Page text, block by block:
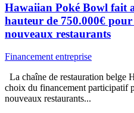
Hawaiian Poké Bowl fait
hauteur de 750.000€
nouveaux restaurants
Financement entreprise
La chaîne de restauration belge
choix du financement participatif
nouveaux restaurants...